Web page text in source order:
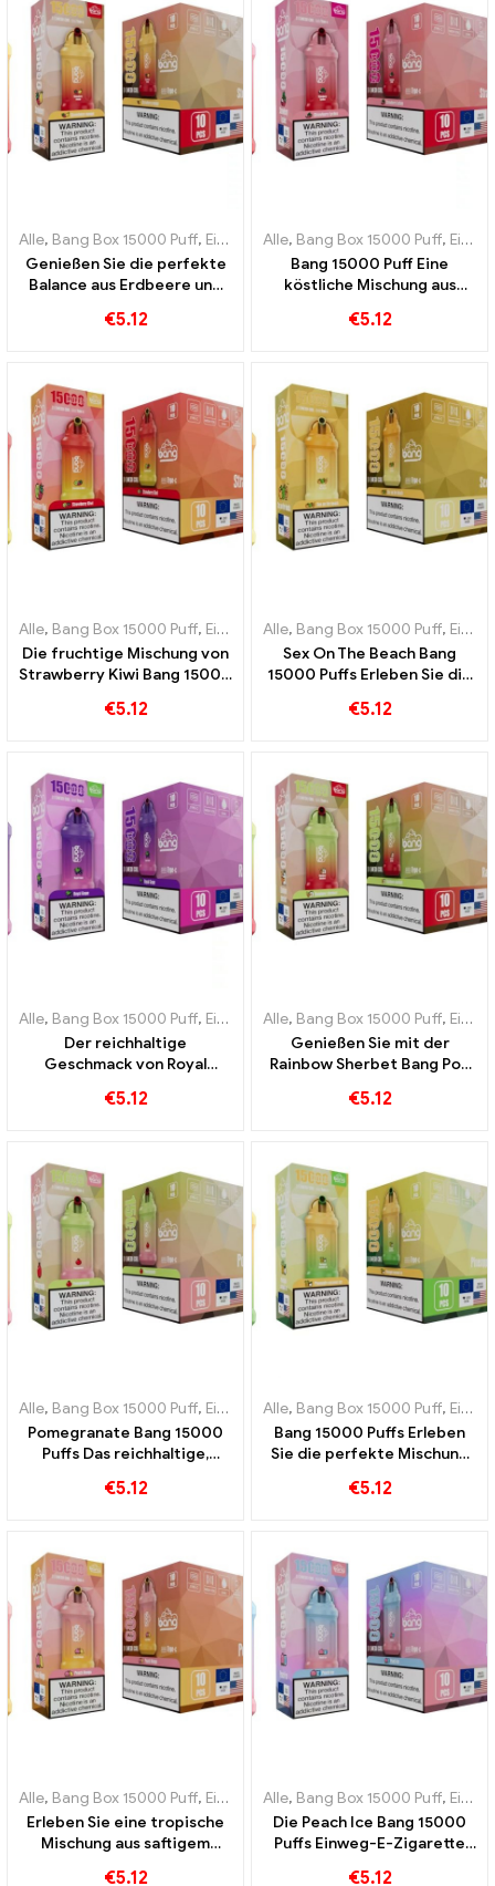
Alle, Bang Box 15000 Puff, Einweg-E-Zigaretten Schweden ,
Genießen Sie die perfekte
Balance aus Erdbeere und
Puff Einweg-E-Zigarette
€5.12
Alle, Bang Box 15000 Puff, Einweg-E-Zigaretten Schweden
Bang 15000 Puff Eine
köstliche Mischung aus
saftiger Litschi
€5.12
Alle, Bang Box 15000 Puff, Einweg-E-Zigaretten Schweden ,
Die fruchtige Mischung von
Strawberry Kiwi Bang 15000
des Sommers ein
€5.12
Alle, Bang Box 15000 Puff, Einweg-E-Zigaretten Schweden
Sex On The Beach Bang
15000 Puffs Erleben Sie die
exotischer Früchte
€5.12
Alle, Bang Box 15000 Puff, Einweg-E-Zigaretten Schweden ,
Der reichhaltige
Geschmack von Royal
eine wahre Hommage an die
€5.12
Alle, Bang Box 15000 Puff, Einweg-E-Zigaretten Schweden
Genießen Sie mit der
Rainbow Sherbet Bang Pod
einer Vielzahl fruchtiger
€5.12
Alle, Bang Box 15000 Puff, Einweg-E-Zigaretten Schweden ,
Pomegranate Bang 15000
Puffs Das reichhaltige,
Granatapfel zum Genießen
€5.12
Alle, Bang Box 15000 Puff, Einweg-E-Zigaretten Schweden
Bang 15000 Puffs Erleben
Sie die perfekte Mischung
cremiger Kokosnuss
€5.12
Alle, Bang Box 15000 Puff, Einweg-E-Zigaretten Schweden ,
Erleben Sie eine tropische
Mischung aus saftigem
€5.12
Alle, Bang Box 15000 Puff, Einweg-E-Zigaretten Schweden
Die Peach Ice Bang 15000
Puffs Einweg-E-Zigarette
€5.12